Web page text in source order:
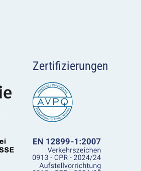
Zertifizierungen